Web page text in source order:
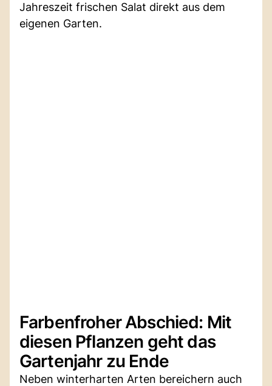
Jahreszeit frischen Salat direkt aus dem
eigenen Garten.
Farbenfroher Abschied: Mit
diesen Pflanzen geht das
Gartenjahr zu Ende
Neben winterharten Arten bereichern auch